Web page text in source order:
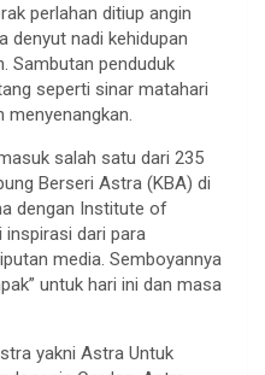
perlahan ditiup angin
denyut nadi kehidupan
Sambutan penduduk
seperti sinar matahari
menyenangkan.
salah satu dari 235
Berseri Astra (KBA) di
dengan Institute of
dari para
media. Semboyannya
untuk hari ini dan masa
yakni Astra Untuk